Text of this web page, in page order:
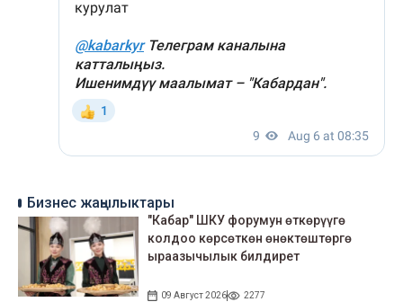
Бизнес жаңылыктары
"Кабар" ШКУ форумун өткөрүүгө
колдоо көрсөткөн өнөктөштөргө
ыраазычылык билдирет
09 Август 2026 2277